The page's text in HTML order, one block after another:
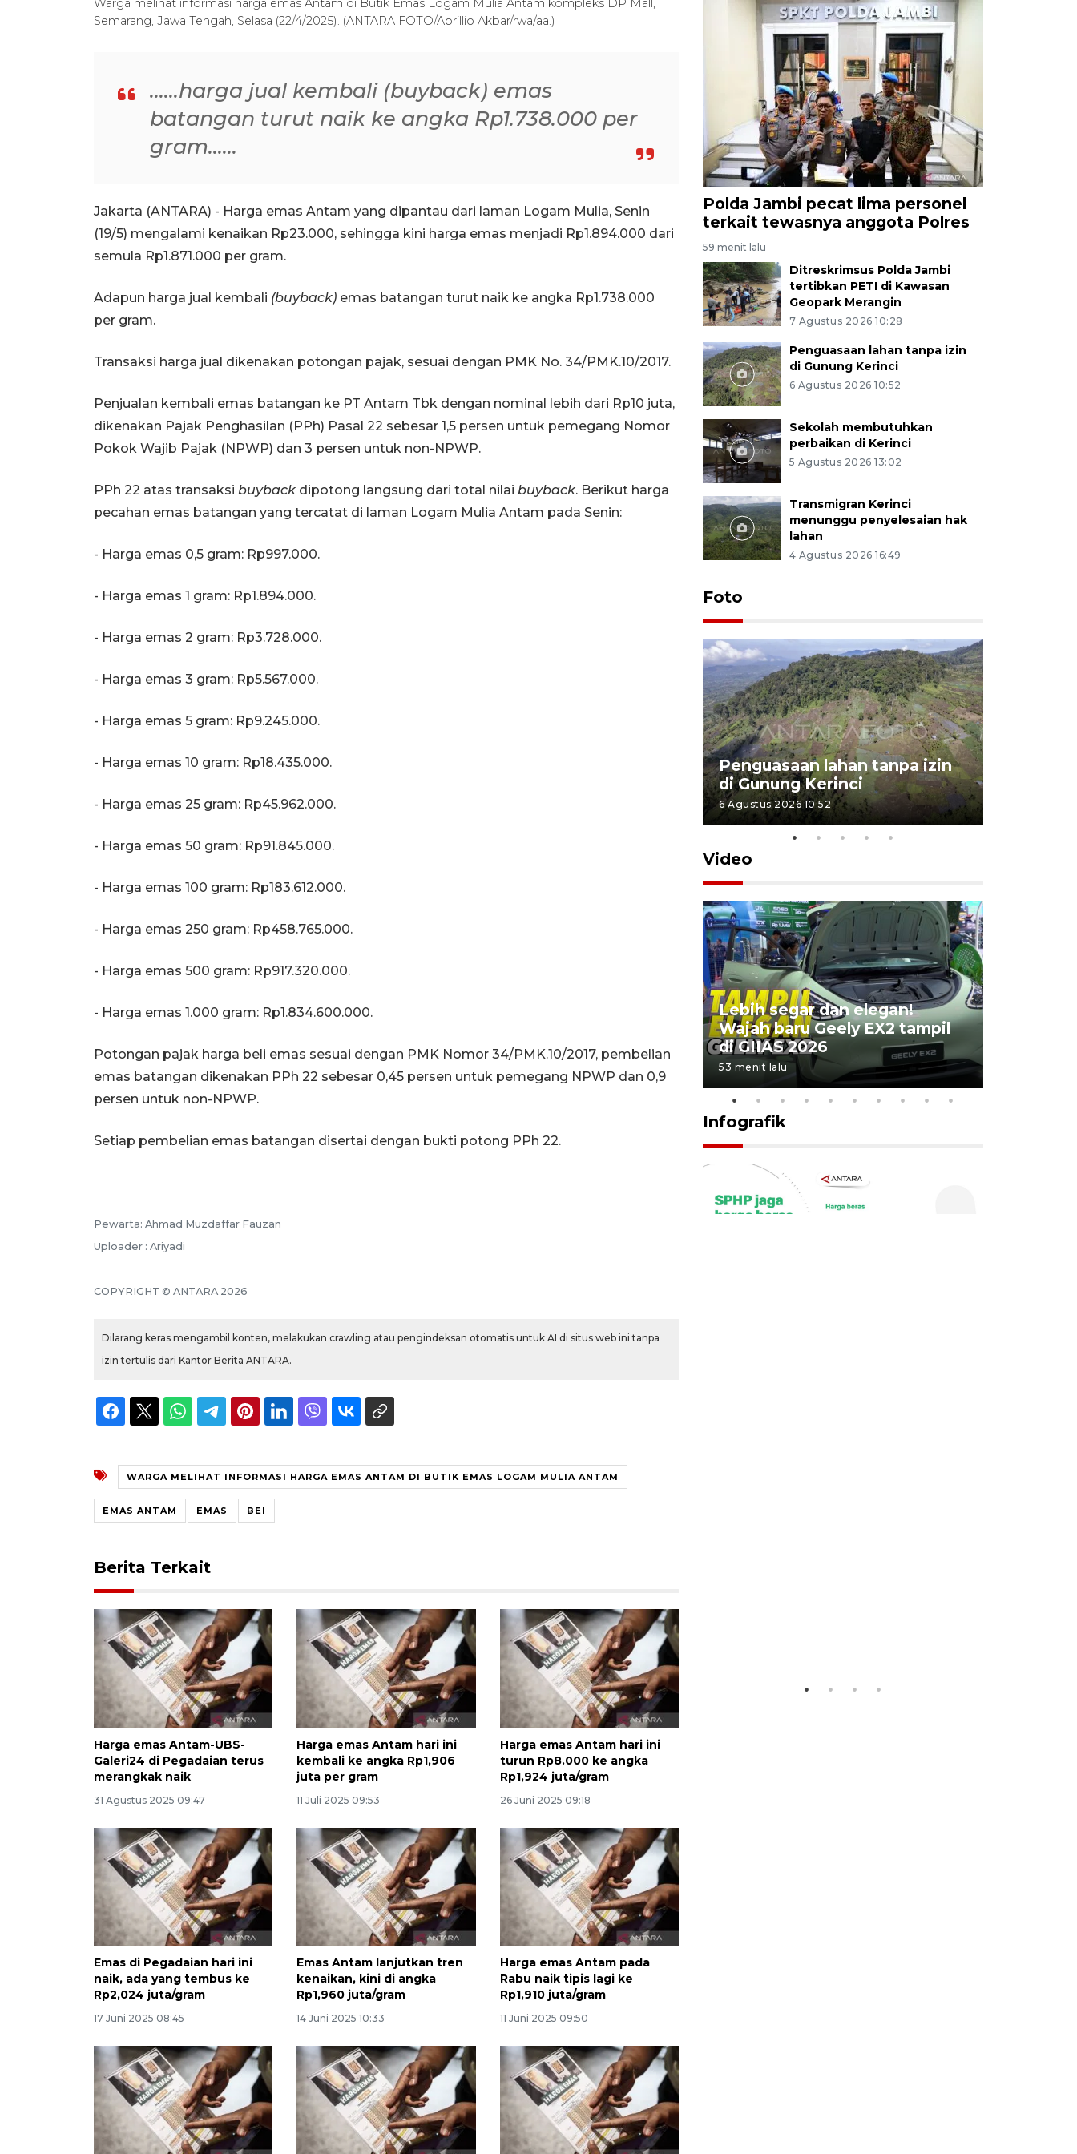
Warga melihat informasi harga emas Antam di Butik Emas Logam Mulia Antam kompleks DP Mall,
Semarang, Jawa Tengah, Selasa (22/4/2025). (ANTARA FOTO/Aprillio Akbar/rwa/aa.)
......harga jual kembali (buyback) emas
batangan turut naik ke angka Rp1.738.000 per
gram......
Jakarta (ANTARA) - Harga emas Antam yang dipantau dari laman Logam Mulia, Senin
(19/5) mengalami kenaikan Rp23.000, sehingga kini harga emas menjadi Rp1.894.000 dari
semula Rp1.871.000 per gram.
Adapun harga jual kembali (buyback) emas batangan turut naik ke angka Rp1.738.000
per gram.
Transaksi harga jual dikenakan potongan pajak, sesuai dengan PMK No. 34/PMK.10/2017.
Penjualan kembali emas batangan ke PT Antam Tbk dengan nominal lebih dari Rp10 juta,
dikenakan Pajak Penghasilan (PPh) Pasal 22 sebesar 1,5 persen untuk pemegang Nomor
Pokok Wajib Pajak (NPWP) dan 3 persen untuk non-NPWP.
PPh 22 atas transaksi buyback dipotong langsung dari total nilai buyback. Berikut harga
pecahan emas batangan yang tercatat di laman Logam Mulia Antam pada Senin:
- Harga emas 0,5 gram: Rp997.000.
- Harga emas 1 gram: Rp1.894.000.
- Harga emas 2 gram: Rp3.728.000.
- Harga emas 3 gram: Rp5.567.000.
- Harga emas 5 gram: Rp9.245.000.
- Harga emas 10 gram: Rp18.435.000.
- Harga emas 25 gram: Rp45.962.000.
- Harga emas 50 gram: Rp91.845.000.
- Harga emas 100 gram: Rp183.612.000.
- Harga emas 250 gram: Rp458.765.000.
- Harga emas 500 gram: Rp917.320.000.
- Harga emas 1.000 gram: Rp1.834.600.000.
Potongan pajak harga beli emas sesuai dengan PMK Nomor 34/PMK.10/2017, pembelian
emas batangan dikenakan PPh 22 sebesar 0,45 persen untuk pemegang NPWP dan 0,9
persen untuk non-NPWP.
Setiap pembelian emas batangan disertai dengan bukti potong PPh 22.
Pewarta: Ahmad Muzdaffar Fauzan
Uploader : Ariyadi
COPYRIGHT © ANTARA 2026
Dilarang keras mengambil konten, melakukan crawling atau pengindeksan otomatis untuk AI di situs web ini tanpa
izin tertulis dari Kantor Berita ANTARA.
WARGA MELIHAT INFORMASI HARGA EMAS ANTAM DI BUTIK EMAS LOGAM MULIA ANTAM
EMAS ANTAM EMAS BEI
Berita Terkait
Harga emas Antam-UBS-
Galeri24 di Pegadaian terus
merangkak naik
31 Agustus 2025 09:47
Harga emas Antam hari ini
kembali ke angka Rp1,906
juta per gram
11 Juli 2025 09:53
Harga emas Antam hari ini
turun Rp8.000 ke angka
Rp1,924 juta/gram
26 Juni 2025 09:18
Emas di Pegadaian hari ini
naik, ada yang tembus ke
Rp2,024 juta/gram
17 Juni 2025 08:45
Emas Antam lanjutkan tren
kenaikan, kini di angka
Rp1,960 juta/gram
14 Juni 2025 10:33
Harga emas Antam pada
Rabu naik tipis lagi ke
Rp1,910 juta/gram
11 Juni 2025 09:50
Polda Jambi pecat lima personel
terkait tewasnya anggota Polres
59 menit lalu
Ditreskrimsus Polda Jambi
tertibkan PETI di Kawasan
Geopark Merangin
7 Agustus 2026 10:28
Penguasaan lahan tanpa izin
di Gunung Kerinci
6 Agustus 2026 10:52
Sekolah membutuhkan
perbaikan di Kerinci
5 Agustus 2026 13:02
Transmigran Kerinci
menunggu penyelesaian hak
lahan
4 Agustus 2026 16:49
Foto
Penguasaan lahan tanpa izin
di Gunung Kerinci
6 Agustus 2026 10:52
Video
pembaruan buku ajar nasional
Lebih segar dan elegan!
Wajah baru Geely EX2 tampil
di GIIAS 2026
53 menit lalu
Infografik
Awas penipuan berbasis AI
2026-08-07 13:45:00